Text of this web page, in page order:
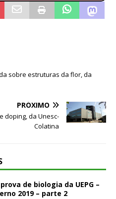
sobre estruturas da flor, da
PRÓXIMO
doping, da Unesc-
Colatina
de biologia da UEPG –
2019 – parte 2